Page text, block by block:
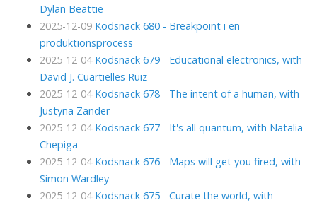
Dylan Beattie
2025-12-09 Kodsnack 680 - Breakpoint i en
produktionsprocess
2025-12-04 Kodsnack 679 - Educational electronics, with
David J. Cuartielles Ruiz
2025-12-04 Kodsnack 678 - The intent of a human, with
Justyna Zander
2025-12-04 Kodsnack 677 - It's all quantum, with Natalia
Chepiga
2025-12-04 Kodsnack 676 - Maps will get you fired, with
Simon Wardley
2025-12-04 Kodsnack 675 - Curate the world, with